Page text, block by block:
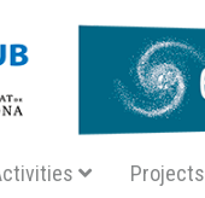
principal
Projects